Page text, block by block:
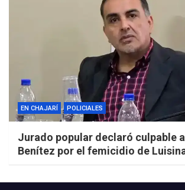
EN CHAJARÍ POLICIALES
Jurado popular declaró culpable
Benítez por el femicidio de